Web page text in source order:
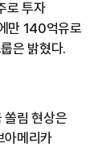
로 투자
만 140억유로
은 밝혔다.
쏠림 현상은
아메리카